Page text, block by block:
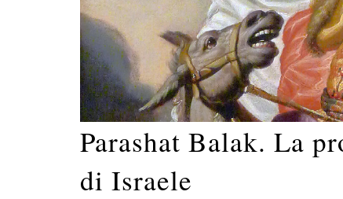
Parashat Balak. La
di Israele